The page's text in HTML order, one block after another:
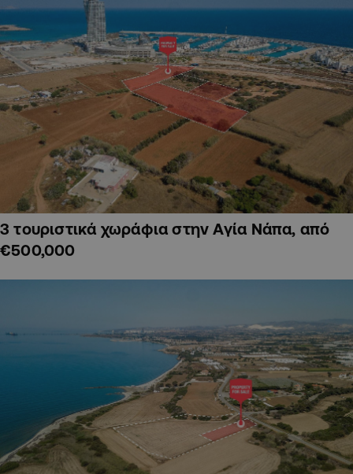
3 τουριστικά χωράφια στην Αγία Νάπα, από
€500,000